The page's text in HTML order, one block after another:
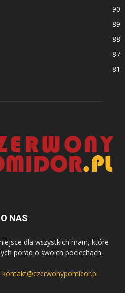
90
89
88
87
81
O NAS
dla wszystkich mam, które
porad o swoich pociechach.
kontakt@czerwonypomidor.pl